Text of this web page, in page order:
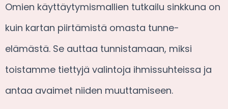
Omien käyttäytymismallien tutkailu sinkkuna on
kuin kartan piirtämistä omasta tunne-
elämästä. Se auttaa tunnistamaan, miksi
toistamme tiettyjä valintoja ihmissuhteissa ja
antaa avaimet niiden muuttamiseen.